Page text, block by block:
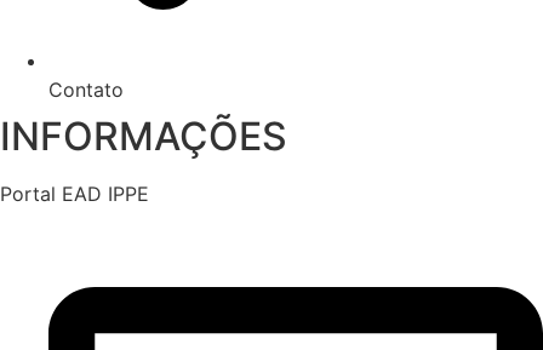
Contato
INFORMAÇÕES
Portal EAD IPPE